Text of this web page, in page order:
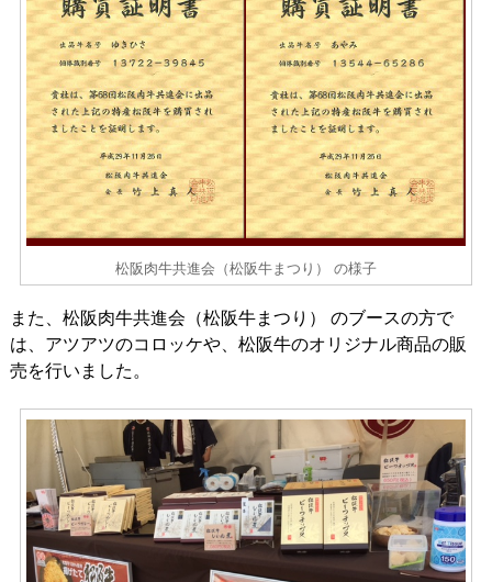
松阪肉牛共進会（松阪牛まつり） の様子
また、松阪肉牛共進会（松阪牛まつり） のブースの方で
は、アツアツのコロッケや、松阪牛のオリジナル商品の販
売を行いました。